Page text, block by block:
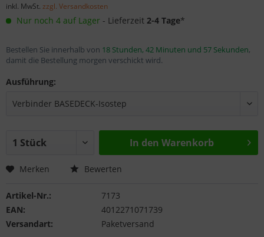
inkl. MwSt. zzgl. Versandkosten
Nur noch 4 auf Lager - Lieferzeit 2-4 Tage*
Bestellen Sie innerhalb von 18 Stunden, 42 Minuten und 57 Sekunden,
damit die Bestellung morgen verschickt wird.
Ausführung:
In den Warenkorb
Merken Bewerten
Artikel-Nr.:
7173
EAN:
4012271071739
Versandart:
Paketversand